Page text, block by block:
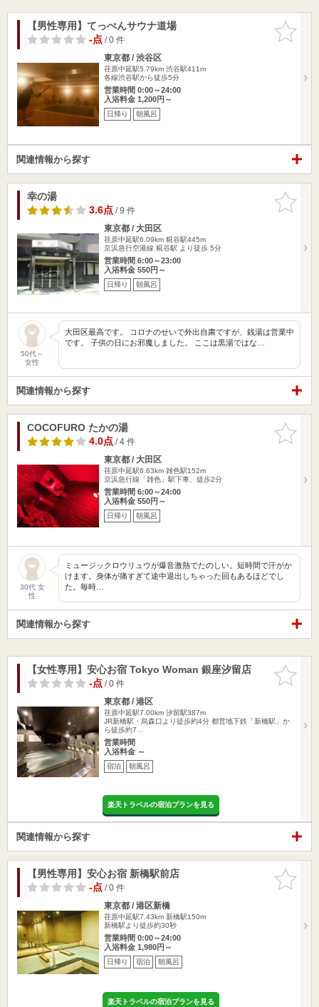
お気に入
りに追加
【男性専用】てっぺんサウナ道場
-点/ 0 件
東京都 / 渋谷区
荏原中延駅5.79km 渋谷駅411m
各線渋谷駅から徒歩5分
営業時間 0:00～24:00
入浴料金 1,200円～
日帰り 朝風呂
関連情報から探す
お気に入
りに追加
幸の湯
3.6点/ 9 件
東京都 / 大田区
荏原中延駅6.09km 糀谷駅445m
京浜急行空港線 糀谷駅 より徒歩 5分
営業時間 6:00～23:00
入浴料金 550円～
日帰り 朝風呂
50代～
女性
大田区最高です。 コロナのせいで外出自粛ですが、銭湯は営業中
です。 子供の日にお邪魔しました。 ここは黒湯ではな…
関連情報から探す
お気に入
りに追加
COCOFURO たかの湯
4.0点/ 4 件
東京都 / 大田区
荏原中延駅6.63km 雑色駅152m
京浜急行線「雑色」駅下車、徒歩2分
営業時間 6:00～24:00
入浴料金 550円～
日帰り 朝風呂
30代 女
性
ミュージックロウリュウが爆音激熱でたのしい。短時間で汗がか
けます。身体が痛すぎて途中退出しちゃった回もあるほどでし
た。毎時…
関連情報から探す
お気に入
りに追加
【女性専用】安心お宿 Tokyo Woman 銀座汐留店
-点/ 0 件
東京都 / 港区
荏原中延駅7.00km 汐留駅387m
JR新橋駅・烏森口より徒歩約4分 都営地下鉄「新橋駅」か
ら徒歩約7…
営業時間
入浴料金 ～
宿泊 朝風呂
楽天トラベルの宿泊プランを見る
関連情報から探す
お気に入
りに追加
【男性専用】安心お宿 新橋駅前店
-点/ 0 件
東京都 / 港区新橋
荏原中延駅7.43km 新橋駅150m
新橋駅より徒歩約30秒
営業時間 0:00～24:00
入浴料金 1,980円～
日帰り 宿泊 朝風呂
楽天トラベルの宿泊プランを見る